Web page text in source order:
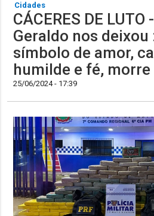
Cidades
CÁCERES DE LUTO
Geraldo nos
símbolo de amor,
humilde e fé, morre
25/06/2024 - 17:39